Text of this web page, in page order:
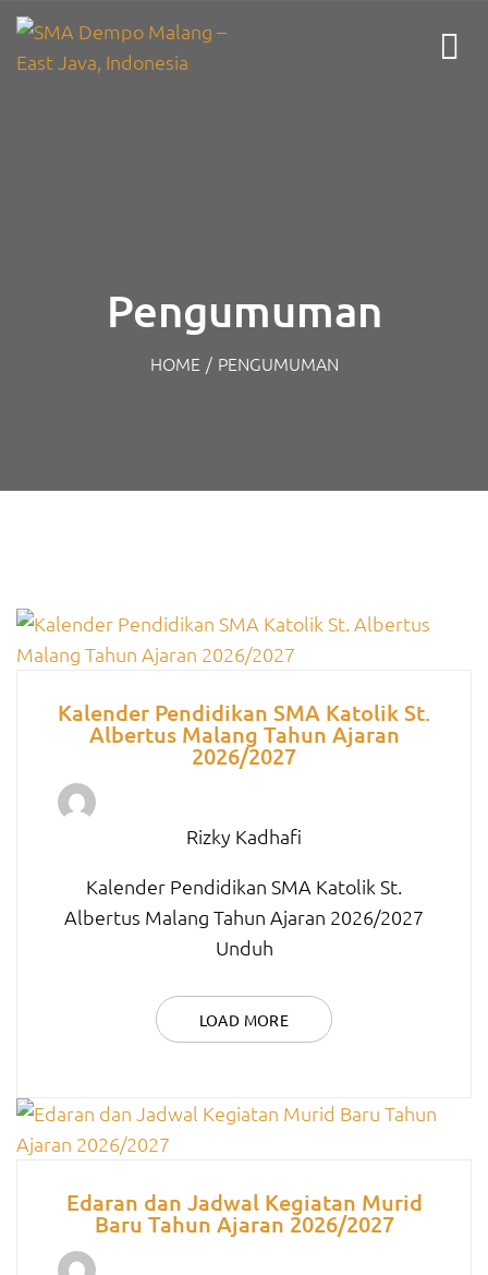
Pengumuman
HOME / PENGUMUMAN
Kalender Pendidikan SMA Katolik St.
Albertus Malang Tahun Ajaran
2026/2027
Rizky Kadhafi
Kalender Pendidikan SMA Katolik St.
Albertus Malang Tahun Ajaran 2026/2027
Unduh
LOAD MORE
Edaran dan Jadwal Kegiatan Murid
Baru Tahun Ajaran 2026/2027